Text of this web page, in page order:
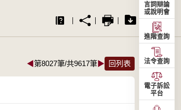
◀第8027筆/共9617筆▶ 回列表
言詞辯論
或說明會
進階查詢
法令查詢
電子訴訟
平台